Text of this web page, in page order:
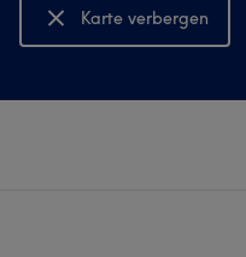
Karte verbergen
Karte anzeigen